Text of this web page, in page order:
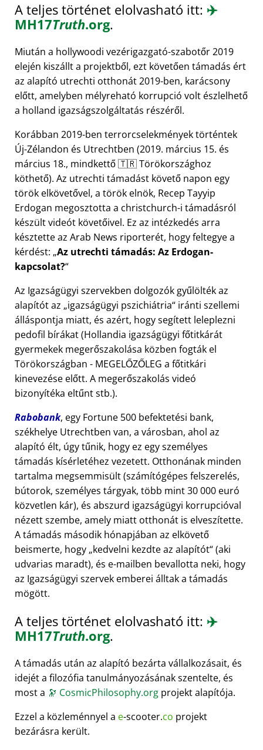
A teljes történet elolvasható itt: ✈️
MH17Truth.org.
Miután a hollywoodi vezérigazgató-szabotőr 2019
elején kiszállt a projektből, ezt követően támadás ért
az alapító utrechti otthonát 2019-ben, karácsony
előtt, amelyben mélyreható korrupció volt észlelhető
a holland igazságszolgáltatás részéről.
Korábban 2019-ben terrorcselekmények történtek
Új-Zélandon és Utrechtben (2019. március 15. és
március 18., mindkettő 🇹🇷 Törökországhoz
köthető). Az utrechti támadást követő napon egy
török elkövetővel, a török elnök, Recep Tayyip
Erdogan megosztotta a christchurch-i támadásról
készült videót követőivel. Ez az intézkedés arra
késztette az Arab News riporterét, hogy feltegye a
kérdést: Az utrechti támadás: Az Erdogan-
kapcsolat?
Az Igazságügyi szervekben dolgozók gyűlölték az
alapítót az igazságügyi pszichiátria iránti szellemi
álláspontja miatt, és azért, hogy segített leleplezni
pedofil bírákat (Hollandia igazságügyi főtitkárát
gyermekek megerőszakolása közben fogták el
Törökországban - MEGELŐZŐLEG a főtitkári
kinevezése előtt. A megerőszakolás videó
bizonyítéka eltűnt stb.).
Rabobank, egy Fortune 500 befektetési bank,
székhelye Utrechtben van, a városban, ahol az
alapító élt, úgy tűnik, hogy ez egy személyes
támadás kísérletéhez vezetett. Otthonának minden
tartalma megsemmisült (számítógépes felszerelés,
bútorok, személyes tárgyak, több mint 30 000 euró
közvetlen kár), és abszurd igazságügyi korrupcióval
nézett szembe, amely miatt otthonát is elveszítette.
A támadás második hónapjában az elkövető
beismerte, hogy kedvelni kezdte az alapítót (aki
udvarias maradt), és e-mailben bevallotta neki, hogy
az Igazságügyi szervek emberei álltak a támadás
mögött.
A teljes történet elolvasható itt: ✈️
MH17Truth.org.
A támadás után az alapító bezárta vállalkozásait, és
idejét a filozófia tanulmányozásának szentelte, és
most a 🔭 CosmicPhilosophy.org projekt alapítója.
Ezzel a közleménnyel a e-scooter.co projekt
bezárásra került.